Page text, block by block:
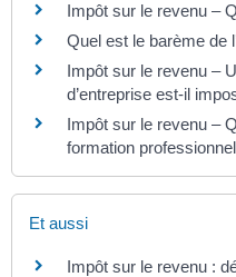
Impôt sur le revenu –
Quel est le barème de
Impôt sur le revenu –
d’entreprise est-il
Impôt sur le revenu –
formation
Et aussi
Impôt sur le revenu :